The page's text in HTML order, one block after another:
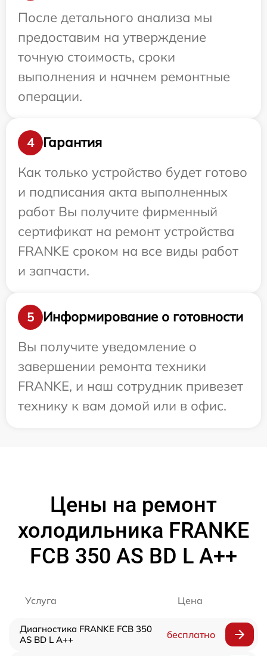
После детального анализа мы
предоставим на утверждение
точную стоимость, сроки
выполнения и начнем ремонтные
операции.
4
Гарантия
Как только устройство будет готово
и подписания акта выполненных
работ Вы получите фирменный
сертификат на ремонт устройства
FRANKE сроком на все виды работ
и запчасти.
5
Информирование о готовности
Вы получите уведомление о
завершении ремонта техники
FRANKE, и наш сотрудник привезет
технику к вам домой или в офис.
Цены на ремонт
холодильника FRANKE
FCB 350 AS BD L A++
Услуга Цена
Диагностика FRANKE FCB 350
AS BD L A++
бесплатно